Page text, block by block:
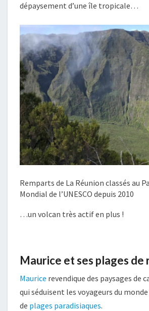
dépaysement d’une île tropicale…
Remparts de La Réunion classés au
Mondial de l’UNESCO depuis 2010
…un volcan très actif en plus !
Maurice et ses plages de
Maurice revendique des paysages de
qui séduisent les voyageurs du
de plages paradisiaques.